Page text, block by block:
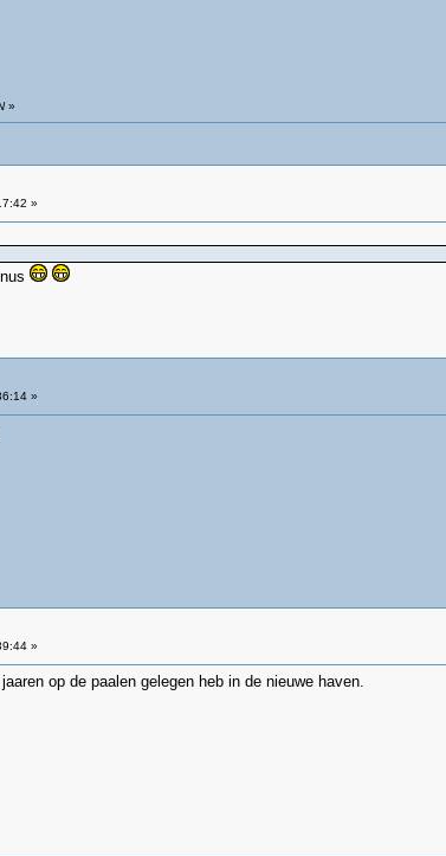
»
»
»
»
op de paalen gelegen heb in de nieuwe haven.